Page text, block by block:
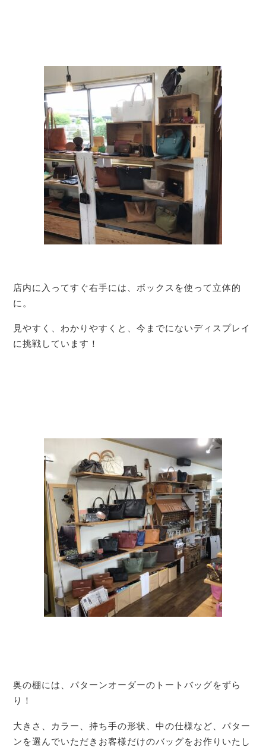
店内に入ってすぐ右手には、ボックスを使って立体的
に。
見やすく、わかりやすくと、今までにないディスプレイ
に挑戦しています！
奥の棚には、パターンオーダーのトートバッグをずら
り！
大きさ、カラー、持ち手の形状、中の仕様など、パター
ンを選んでいただきお客様だけのバッグをお作りいたし